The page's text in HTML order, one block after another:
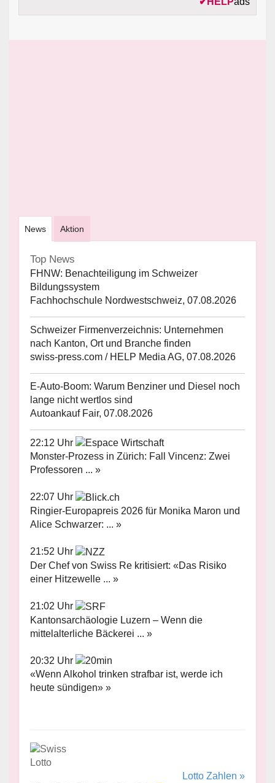
News Aktion
Top News
FHNW: Benachteiligung im Schweizer
Bildungssystem
Fachhochschule Nordwestschweiz, 07.08.2026
Schweizer Firmenverzeichnis: Unternehmen
nach Kanton, Ort und Branche finden
swiss-press.com / HELP Media AG, 07.08.2026
E-Auto-Boom: Warum Benziner und Diesel noch
lange nicht wertlos sind
Autoankauf Fair, 07.08.2026
22:12 Uhr
Monster-Prozess in Zürich: Fall Vincenz: Zwei
Professoren ... »
22:07 Uhr
Ringier-Europapreis 2026 für Monika Maron und
Alice Schwarzer: ... »
21:52 Uhr
Der Chef von Swiss Re kritisiert: «Das Risiko
einer Hitzewelle ... »
21:02 Uhr
Kantonsarchäologie Luzern – Wenn die
mittelalterliche Bäckerei ... »
20:32 Uhr
«Wenn Alkohol trinken strafbar ist, werde ich
heute sündigen» »
Lotto Zahlen »